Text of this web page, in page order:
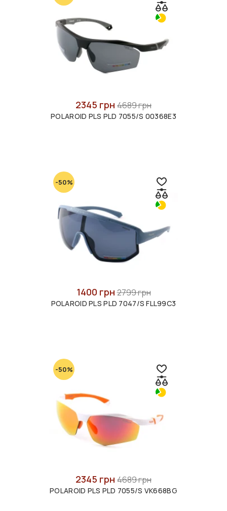
2345 грн 4689 грн
POLAROID PLS PLD 7055/S 00368E3
-50%
1400 грн2799 грн
POLAROID PLS PLD 7047/S FLL99C3
-50%
2345 грн 4689 грн
POLAROID PLS PLD 7055/S VK668BG